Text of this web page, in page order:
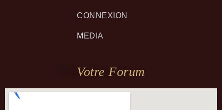
CONNEXION
MEDIA
Votre Forum